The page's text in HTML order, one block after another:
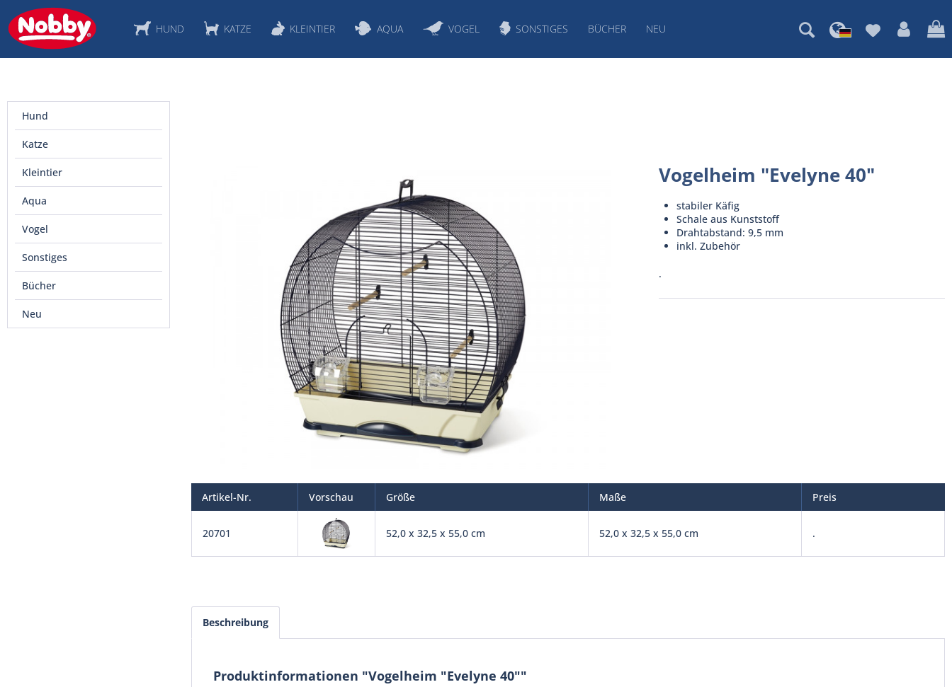
HUND KATZE KLEINTIER AQUA VOGEL SONSTIGES BÜCHER NEU
Hund
Katze
Kleintier
Aqua
Vogel
Sonstiges
Bücher
Neu
Vogelheim "Evelyne 40"
stabiler Käfig
Schale aus Kunststoff
Drahtabstand: 9,5 mm
inkl. Zubehör
.
Artikel-Nr. Vorschau Größe Maße Preis
20701 52,0 x 32,5 x 55,0 cm 52,0 x 32,5 x 55,0 cm .
Beschreibung
Produktinformationen "Vogelheim "Evelyne 40""